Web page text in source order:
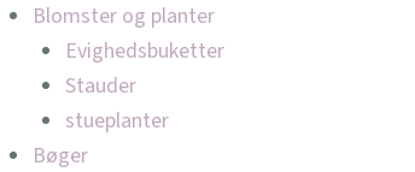
Blomster og planter
Evighedsbuketter
Stauder
stueplanter
Bøger